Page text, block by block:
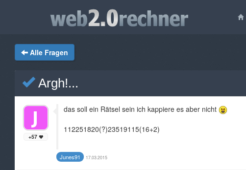
Alle Fragen
Argh!...
+57
das soll ein Rätsel sein ich kappiere es aber nicht
112251820(?)23519115(16+2)
Junes91 17.03.2015